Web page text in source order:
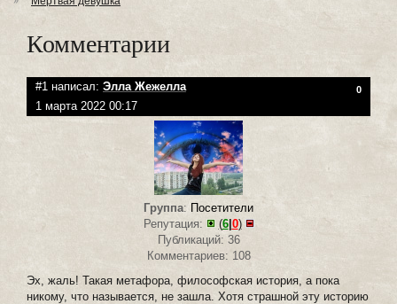
Комментарии
#1 написал: Элла Жежелла 0
1 марта 2022 00:17
Группа: Посетители
Репутация:
(6| 0)
Публикаций: 36
Комментариев: 108
Эх, жаль! Такая метафора, философская история, а пока
никому, что называется, не зашла. Хотя страшной эту историю